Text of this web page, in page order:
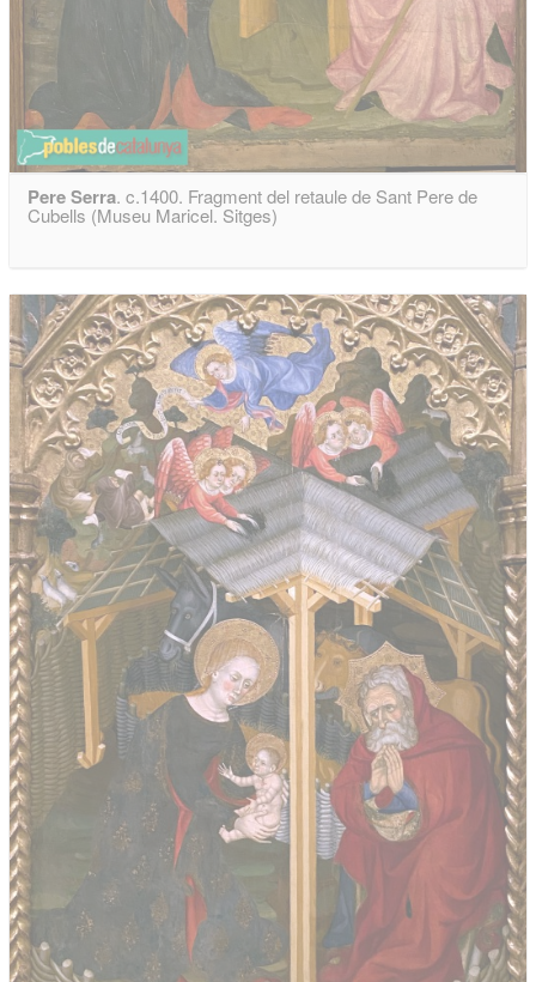
Pere Serra. c.1400. Fragment del retaule de Sant Pere de
Cubells (Museu Maricel. Sitges)